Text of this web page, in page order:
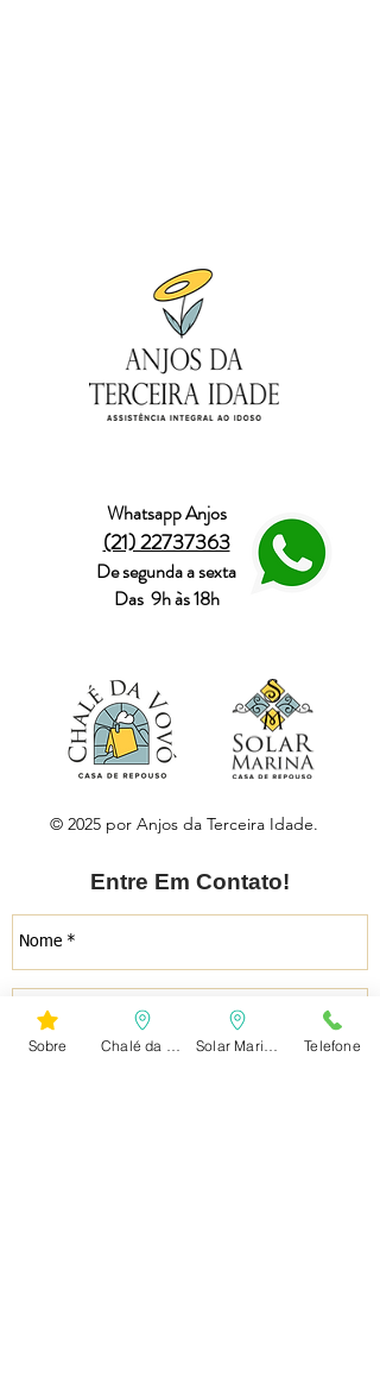
Whatsapp Anjos
(21) 22737363
De segunda a sexta
Das 9h às 18h
© 2025 por Anjos da Terceira Idade.
Entre Em Contato!
Sobre Telefone